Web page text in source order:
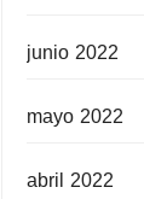
junio 2022
mayo 2022
abril 2022